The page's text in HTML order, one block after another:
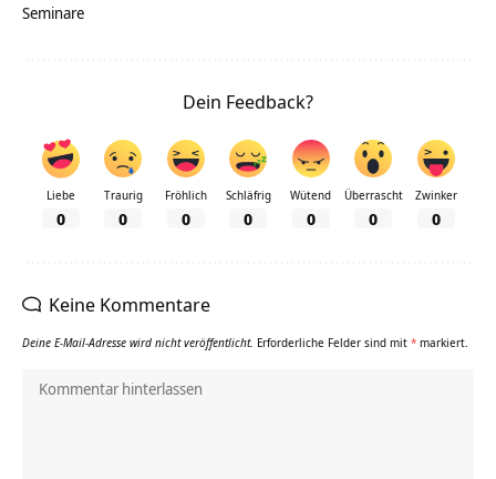
Seminare
Dein Feedback?
Liebe
0
Traurig
0
Fröhlich
0
Schläfrig
0
Wütend
0
Überrascht
0
Zwinker
0
Keine Kommentare
Deine E-Mail-Adresse wird nicht veröffentlicht. Erforderliche Felder sind mit * markiert.